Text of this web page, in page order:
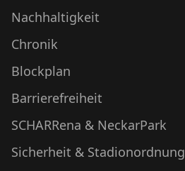
Nachhaltigkeit
Chronik
Blockplan
Barrierefreiheit
SCHARRena & NeckarPark
Sicherheit & Stadionordnung